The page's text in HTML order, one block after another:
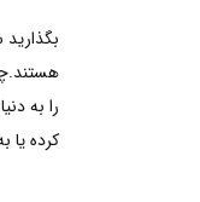
را به
کرده یا